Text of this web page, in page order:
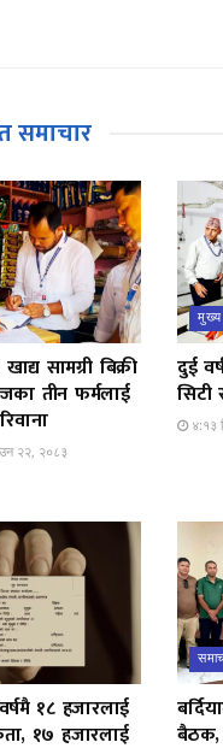
समाचार
सामग्री बिक्री
तीन फर्मलाई
२२, २०८३
मुख्य
दुई
सिटी
४:१३
१८ हजारलाई
१७ हजारलाई
बैठक,